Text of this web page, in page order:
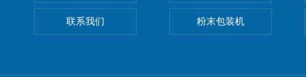
联系我们 粉末包装机